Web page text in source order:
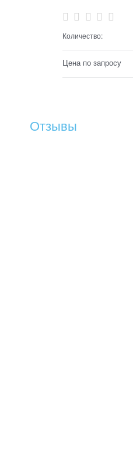
Количество:
Цена по запросу
Отзывы